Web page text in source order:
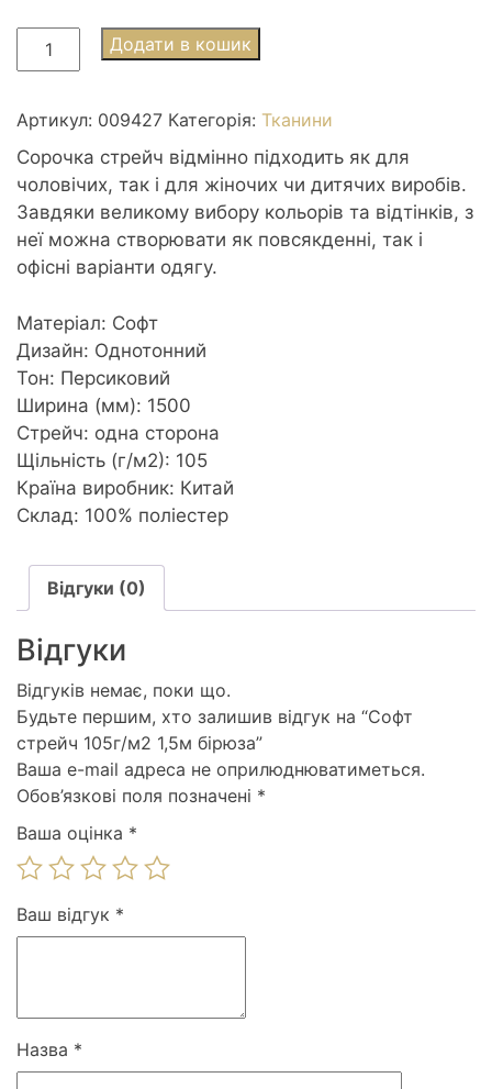
Софт
стрейч
м2
1,5м
бірюза
кількість
Додати в кошик
Артикул: 009427 Категорія: Тканини
Сорочка стрейч відмінно підходить як для
чоловічих, так і для жіночих чи дитячих виробів.
Завдяки великому вибору кольорів та відтінків, з
неї можна створювати як повсякденні, так і
офісні варіанти одягу.
Матеріал: Софт
Дизайн: Однотонний
Тон: Персиковий
Ширина (мм): 1500
Стрейч: одна сторона
Щільність (г/м2): 105
Країна виробник: Китай
Склад: 100% поліестер
Відгуки (0)
Відгуки
Відгуків немає, поки що.
Будьте першим, хто залишив відгук на “Софт
стрейч 105г/м2 1,5м бірюза”
Ваша e-mail адреса не оприлюднюватиметься.
Обов’язкові поля позначені *
Ваша оцінка *
Ваш відгук *
Назва *